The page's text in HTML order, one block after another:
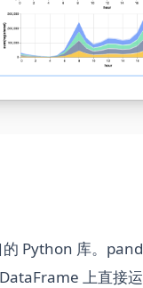
Python 库。
上直接